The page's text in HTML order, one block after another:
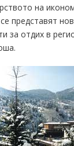
на
представят
за отдих в